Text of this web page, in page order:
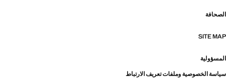
الصحافة
SITE MAP
المسؤولية
سياسة الخصوصية وملفات تعريف الارتباط